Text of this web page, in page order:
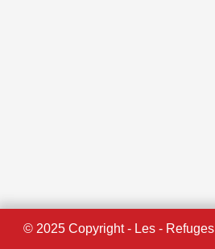
© 2025 Copyright - Les - Refuges